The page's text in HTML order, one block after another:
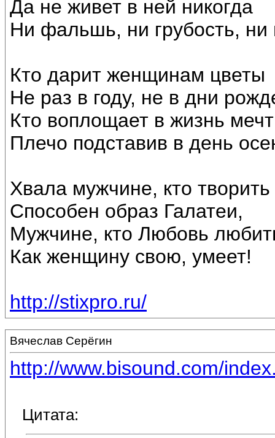
Да не живет в ней никогда
Ни фальшь, ни грубость, ни
Кто дарит женщинам цветы
Не раз в году, не в дни
Кто воплощает в жизнь
Плечо подставив в день
Хвала мужчине, кто творить
Способен образ Галатеи,
Мужчине, кто Любовь
Как женщину свою, умеет!
http://stixpro.ru/
Вячеслав Серёгин
http://www.bisound.com/
Цитата: